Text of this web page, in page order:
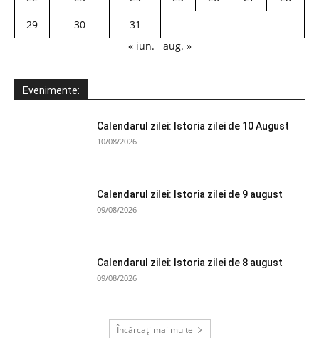
29
30
31
« iun.
aug. »
Evenimente:
Calendarul zilei: Istoria zilei de 10 August
10/08/2026
Calendarul zilei: Istoria zilei de 9 august
09/08/2026
Calendarul zilei: Istoria zilei de 8 august
09/08/2026
Încărcați mai multe